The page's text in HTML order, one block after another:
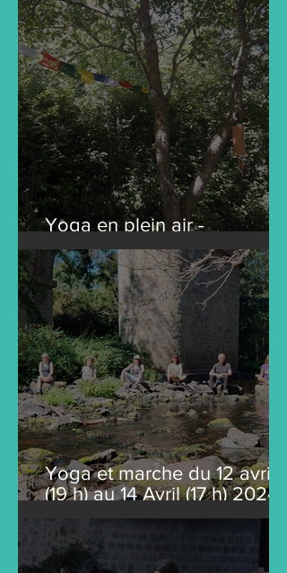
Yoga en plein air -
Sylvoyoga en 2024
Yoga et marche du 12 avril
(19 h) au 14 Avril (17 h) 2024 à
ARGENTONNAY (79100)